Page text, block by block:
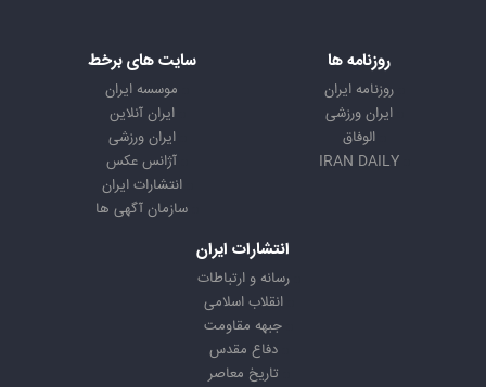
روزنامه ها
روزنامه ایران
ایران ورزشی
الوفاق
IRAN DAILY
سایت های برخط
موسسه ایران
ایران آنلاین
ایران ورزشی
آژانس عکس
انتشارات ایران
سازمان آگهی ها
انتشارات ایران
رسانه و ارتباطات
انقلاب اسلامی
جبهه مقاومت
دفاع مقدس
تاریخ معاصر